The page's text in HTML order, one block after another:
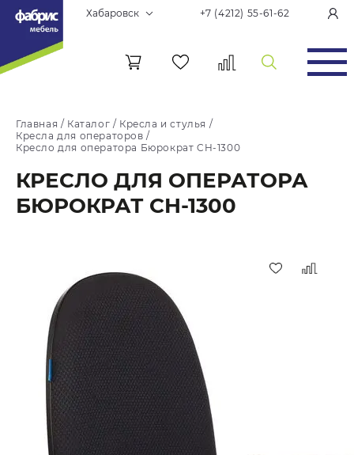
Хабаровск +7 (4212) 55-61-62
Главная / Каталог / Кресла и стулья /
Кресла для операторов /
Кресло для оператора Бюрократ CH-1300
КРЕСЛО ДЛЯ ОПЕРАТОРА
БЮРОКРАТ CH-1300